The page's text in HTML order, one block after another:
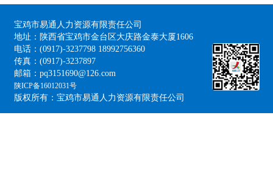
宝鸡市易通人力资源有限责任公司
地址：陕西省宝鸡市金台区大庆路金泰大厦1606
电话：(0917)-3237798 18992756360
传真：(0917)-3237897
邮箱：pq3151690@126.com
陕ICP备16012031号
版权所有：宝鸡市易通人力资源有限责任公司